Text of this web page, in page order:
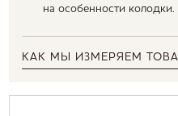
на особенности колодки.
КАК МЫ ИЗМЕРЯЕМ